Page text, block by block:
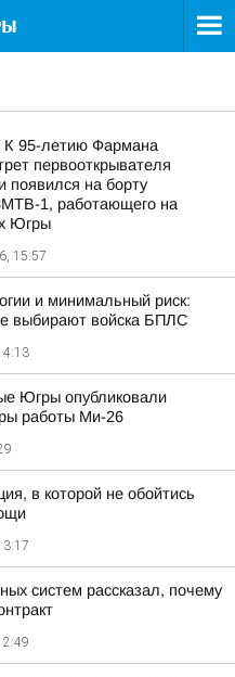
К 95-летию Фармана
первооткрывателя
появился на борту
1, работающего на
Югры
15:57
и минимальный риск:
выбирают войска БПЛС
Югры опубликовали
работы Ми-26
в которой не обойтись
систем рассказал, почему